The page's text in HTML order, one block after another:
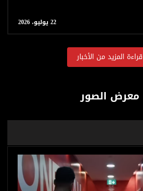
22 يوليو، 2026
قراءة المزيد من الأخبار
معرض الصور